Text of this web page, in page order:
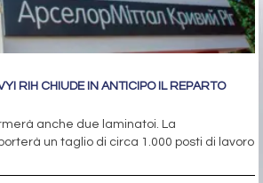
RIH CHIUDE IN ANTICIPO IL REPARTO
anche due laminatoi. La
un taglio di circa 1.000 posti di lavoro